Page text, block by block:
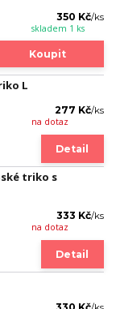
350 Kč/ks
skladem 1 ks
Koupit
L
277 Kč/ks
na dotaz
Detail
triko s
333 Kč/ks
na dotaz
Detail